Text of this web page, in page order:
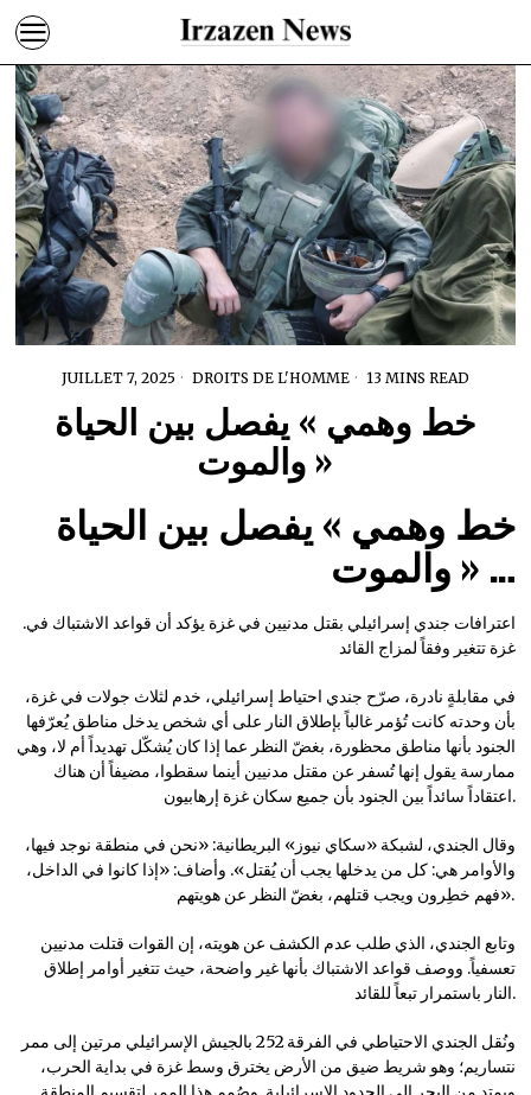
JUILLET 7, 2025 DROITS DE L'HOMME 13 MINS READ
خط وهمي » يفصل بين الحياة
والموت »
خط وهمي » يفصل بين الحياة
والموت » …
.اعترافات جندي إسرائيلي بقتل مدنيين في غزة يؤكد أن قواعد الاشتباك في
غزة تتغير وفقاً لمزاج القائد
في مقابلةٍ نادرة، صرّح جندي احتياط إسرائيلي، خدم لثلاث جولات في غزة،
بأن وحدته كانت تُؤمر غالباً بإطلاق النار على أي شخص يدخل مناطق يُعرّفها
الجنود بأنها مناطق محظورة، بغضّ النظر عما إذا كان يُشكّل تهديداً أم لا، وهي
ممارسة يقول إنها تُسفر عن مقتل مدنيين أينما سقطوا، مضيفاً أن هناك
اعتقاداً سائداً بين الجنود بأن جميع سكان غزة إرهابيون.
وقال الجندي، لشبكة «سكاي نيوز» البريطانية: «نحن في منطقة نوجد فيها،
والأوامر هي: كل من يدخلها يجب أن يُقتل». وأضاف: «إذا كانوا في الداخل،
فهم خطِرون ويجب قتلهم، بغضّ النظر عن هويتهم».
وتابع الجندي، الذي طلب عدم الكشف عن هويته، إن القوات قتلت مدنيين
تعسفياً. ووصف قواعد الاشتباك بأنها غير واضحة، حيث تتغير أوامر إطلاق
النار باستمرار تبعاً للقائد.
ونُقل الجندي الاحتياطي في الفرقة 252 بالجيش الإسرائيلي مرتين إلى ممر
نتساريم؛ وهو شريط ضيق من الأرض يخترق وسط غزة في بداية الحرب،